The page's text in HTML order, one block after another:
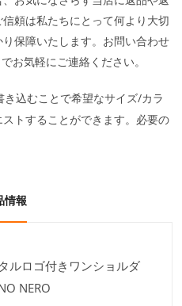
頼は私たちにとって何より大切
保障いたします。お問い合わせ
でお気軽にご連絡ください。
込むことで希望なサイズ/カラ
トすることができます。必要の
情報
ルロゴ付きワンショルダ
NERO